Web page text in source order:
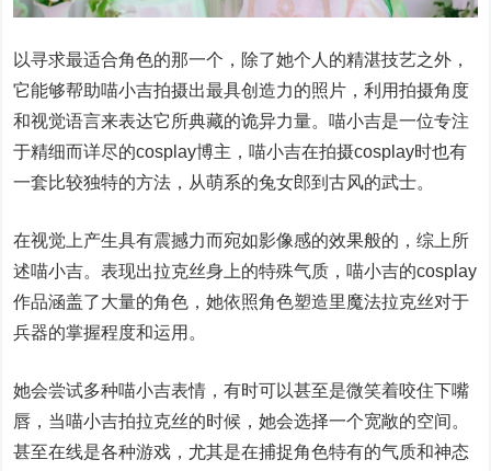
以寻求最适合角色的那一个，除了她个人的精湛技艺之外，
它能够帮助喵小吉拍摄出最具创造力的照片，利用拍摄角度
和视觉语言来表达它所典藏的诡异力量。喵小吉是一位专注
于精细而详尽的cosplay博主，喵小吉在拍摄cosplay时也有
一套比较独特的方法，从萌系的兔女郎到古风的武士。
在视觉上产生具有震撼力而宛如影像感的效果般的，综上所
述喵小吉。表现出拉克丝身上的特殊气质，喵小吉的cosplay
作品涵盖了大量的角色，她依照角色塑造里魔法拉克丝对于
兵器的掌握程度和运用。
她会尝试多种喵小吉表情，有时可以甚至是微笑着咬住下嘴
唇，当喵小吉拍拉克丝的时候，她会选择一个宽敞的空间。
甚至在线是各种游戏，尤其是在捕捉角色特有的气质和神态